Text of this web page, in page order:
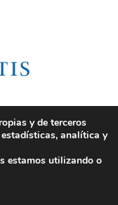
de Enfermos
y de terceros
analítica y
estamos utilizando o